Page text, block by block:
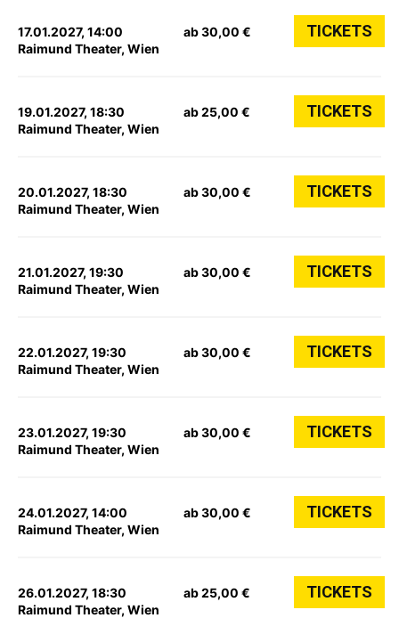
17.01.2027, 14:00
Raimund Theater, Wien
ab 30,00 € TICKETS
19.01.2027, 18:30
Raimund Theater, Wien
ab 25,00 € TICKETS
20.01.2027, 18:30
Raimund Theater, Wien
ab 30,00 € TICKETS
21.01.2027, 19:30
Raimund Theater, Wien
ab 30,00 € TICKETS
22.01.2027, 19:30
Raimund Theater, Wien
ab 30,00 € TICKETS
23.01.2027, 19:30
Raimund Theater, Wien
ab 30,00 € TICKETS
24.01.2027, 14:00
Raimund Theater, Wien
ab 30,00 € TICKETS
26.01.2027, 18:30
Raimund Theater, Wien
ab 25,00 € TICKETS